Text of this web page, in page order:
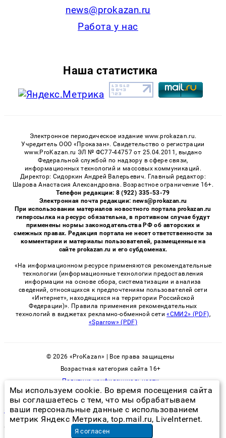
news@prokazan.ru
Работа у нас
Наша статистика
Электронное периодическое издание www.prokazan.ru.
Учредитель ООО «Проказан». Cвидетельство о регистрации
www.ProKazan.ru ЭЛ № ФС77-44757 от 25.04.2011, выдано
Федеральной службой по надзору в сфере связи,
информационных технологий и массовых коммуникаций.
Директор: Сидоркин Андрей Валерьевич. Главный редактор:
Шарова Анастасия Александровна. Возрастное ограничение 16+.
Телефон редакции: 8 (922) 335-53-79
Электронная почта редакции: news@prokazan.ru
При использовании материалов новостного портала prokazan.ru
гиперссылка на ресурс обязательна, в противном случае будут
применены нормы законодательства РФ об авторских и
смежных правах. Редакция портала не несет ответственности за
комментарии и материалы пользователей, размещенные на
сайте prokazan.ru и его субдоменах.
«На информационном ресурсе применяются рекомендательные
технологии (информационные технологии предоставления
информации на основе сбора, систематизации и анализа
сведений, относящихся к предпочтениям пользователей сети
«Интернет», находящихся на территории Российской
Федерации)». Правила применения рекомендательных
технологий в виджетах рекламно-обменной сети«СМИ2» (PDF),
«Sparrow» (PDF)
© 2026 «ProKazan» | Все права защищены
Возрастная категория сайта 16+
Политика конфиденциальности
как убить тараканов
" стерилизация сук ценав Санкт-Петербурге"
Мы используем cookie. Во время посещения сайта
вы соглашаетесь с тем, что мы обрабатываем
ваши персональные данные с использованием
метрик Яндекс Метрика, top.mail.ru, LiveInternet.
Я согласен